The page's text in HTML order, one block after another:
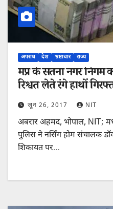
अपराध देश भ्रष्टाचार राज्य
मप्र के सतना नगर
रिश्वत लेते रंगे हाथों
जून 26, 2017 NIT
अबरार अहमद, भोपाल, NIT;
पुलिस ने नर्सिंग होम संचालक
शिकायत पर…